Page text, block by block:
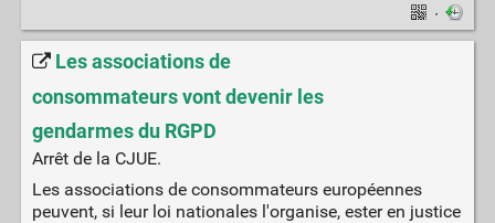
·
Les associations de
consommateurs vont devenir les
gendarmes du RGPD
Arrêt de la CJUE.
Les associations de consommateurs européennes
peuvent, si leur loi nationales l'organise, ester en justice